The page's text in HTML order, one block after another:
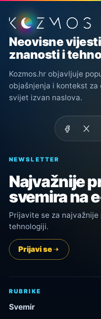
Podnožje stranice
Neovisne
znanosti i
Kozmos.hr objavljuje
objašnjenja i kontekst
svijet izvan naslova.
NEWSLETTER
Najvažnije
svemira na
Prijavite se za
tehnologiji.
Prijavi se
RUBRIKE
Svemir